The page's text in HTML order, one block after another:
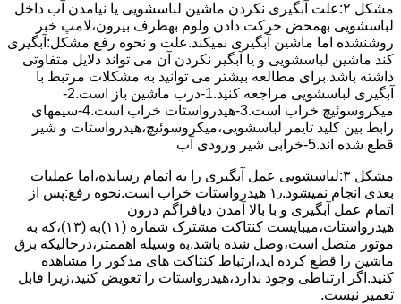
مشکل ۲:علت آبگیری نکردن ماشین لباسشویی یا نیامدن آب داخل
لباسشویی بهمحض ﺣﺮﮐﺖ دادن وﻟﻮم بهطرف ﺑﯿﺮون،ﻻﻣﭗ ﺧﺒﺮ
روشنشده اﻣﺎ ﻣﺎﺷﯿﻦ آﺑﮕﯿﺮی نمیکند.ﻋﻠﺖ و نحوه رﻓﻊ مشکل:آبگیری
کند ماشین لباسشویی و یا آبگیر نکردن آن می تواند دلایل متفاوتی
داشته باشد.برای مطالعه بیشتر می توانید به مشکلات مرتبط با
آبگیری لباسشویی مراجعه کنید.1-درب ﻣﺎﺷﯿﻦ ﺑﺎز اﺳﺖ.2-
ﻣﯿﮑﺮوﺳﻮﺋﯿﭻ ﺧﺮاب اﺳﺖ.3-ﻫﯿﺪرواﺳﺘﺎت ﺧﺮاب اﺳﺖ.4-سیمهای
راﺑﻂ ﺑﯿﻦ ﮐﻠﯿﺪ ﺗﺎﯾﻤﺮ لباسشویی،ﻣﯿﮑﺮوﺳﻮﺋﯿﭻ،ﻫﯿﺪرواﺳﺘﺎت و ﺷﯿﺮ
ﻗﻄﻊ ﺷﺪه اند.5-خرابی شیر ورودی آب
مشکل ۳:لباسشویی ﻋﻤﻞ آﺑﮕﯿﺮی را ﺑﻪ اﺗﻤﺎم رﺳﺎﻧﺪه،اﻣﺎ ﻋﻤﻠﯿﺎت
ﺑﻌﺪی اﻧﺠﺎم نمیشود.۱٫ ﻫﯿﺪرواﺳﺘﺎت ﺧﺮاب اﺳﺖ.نحوه رﻓﻊ:ﭘﺲ از
اﺗﻤﺎم عمل آﺑﮕﯿﺮی و ﺑﺎ ﺑﺎﻻ آﻣﺪن دﯾﺎﻓﺮاﮔﻢ درون
ﻫﯿﺪرواﺳﺘﺎت،میبایست ﮐﻨﺘﺎﮐﺖ ﻣﺸﺘﺮک شماره (۱۱)به (۱۳)،ﮐﻪ ﺑﻪ
ﻣﻮﺗﻮر ﻣﺘﺼﻞ اﺳﺖ،وﺻﻞ ﺷﺪه ﺑﺎﺷﺪ.ﺑه وسیله اهممتر،درحالیکه ﺑﺮق
ﻣﺎﺷﯿﻦ را ﻗﻄﻊ کرده اید،ارﺗﺒﺎط ﮐﻨﺘﺎﮐﺖ ﻫﺎی ﻣﺬﮐﻮر را ﻣﺸﺎﻫﺪه
کنید.اﮔﺮ ارﺗﺒﺎطی وجود ندارد،ﻫﯿﺪرواﺳﺘﺎت را ﺗﻌﻮﯾﺾ ﮐﻨﯿﺪ،زﯾﺮا قابل
ﺗﻌﻤﯿﺮ نیست.